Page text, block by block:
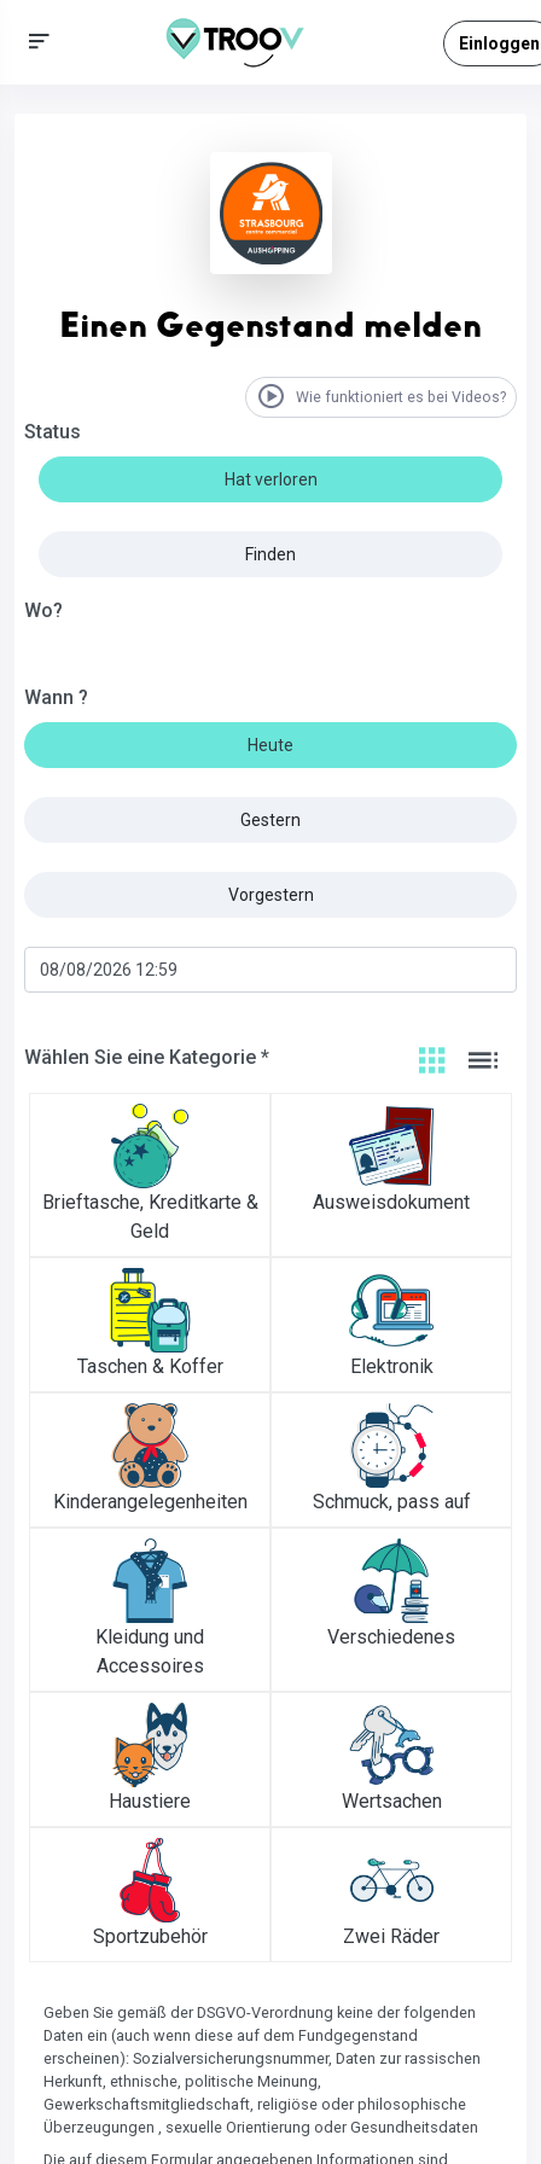
Einloggen
Einen Gegenstand melden
Wie funktioniert es bei Videos?
Status
Hat verloren
Finden
Wo?
Wann ?
Heute
Gestern
Vorgestern
Wählen Sie eine Kategorie *
Brieftasche, Kreditkarte &
Geld
Ausweisdokument
Taschen & Koffer Elektronik
Kinderangelegenheiten Schmuck, pass auf
Kleidung und
Accessoires
Verschiedenes
Haustiere Wertsachen
Sportzubehör Zwei Räder
Geben Sie gemäß der DSGVO-Verordnung keine der folgenden
Daten ein (auch wenn diese auf dem Fundgegenstand
erscheinen): Sozialversicherungsnummer, Daten zur rassischen
Herkunft, ethnische, politische Meinung,
Gewerkschaftsmitgliedschaft, religiöse oder philosophische
Überzeugungen , sexuelle Orientierung oder Gesundheitsdaten
Die auf diesem Formular angegebenen Informationen sind